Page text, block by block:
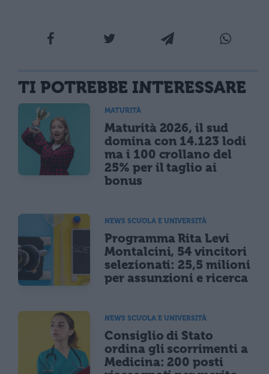
TI POTREBBE INTERESSARE
MATURITÀ
Maturità 2026, il sud
domina con 14.123 lodi
ma i 100 crollano del
25% per il taglio ai
bonus
NEWS SCUOLA E UNIVERSITÀ
Programma Rita Levi
Montalcini, 54 vincitori
selezionati: 25,5 milioni
per assunzioni e ricerca
NEWS SCUOLA E UNIVERSITÀ
Consiglio di Stato
ordina gli scorrimenti a
Medicina: 200 posti